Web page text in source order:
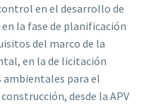
en el desarrollo de
la fase de planificación
del marco de la
en la de licitación
ambientales para el
desde la APV